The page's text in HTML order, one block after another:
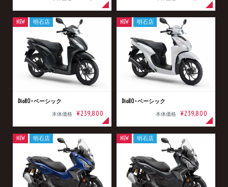
Dio110･ベーシック
本体価格 ¥239,800
NEW 明石店
Dio110･ベーシック
本体価格 ¥239,800
NEW 明石店
NEW 明石店 NEW 明石店